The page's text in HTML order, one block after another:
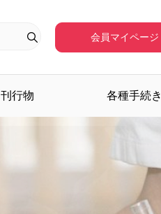
会員マイページ
刊行物 各種手続き